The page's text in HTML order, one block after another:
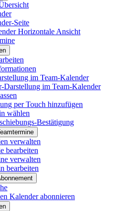
Seite
Horizontale Ansicht
im Team-Kalender
Darstellung im Team-Kalender
per Touch hinzufügen
wählen
Bestätigung
verwalten
bearbeiten
verwalten
bearbeiten
Kalender abonnieren